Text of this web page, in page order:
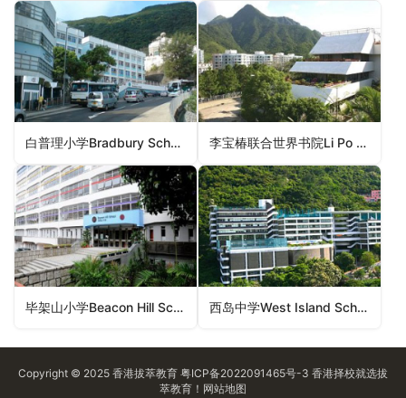
白普理小学Bradbury School（香港国际学校） 李宝椿联合世界书院Li Po Chun United World College of Hong Kong（香港国际学校）
毕架山小学Beacon Hill School（香港国际学校） 西岛中学West Island School（香港国际学校）
Copyright © 2025 香港拔萃教育 粤ICP备2022091465号-3 香港择校就选拔
萃教育！ 网站地图